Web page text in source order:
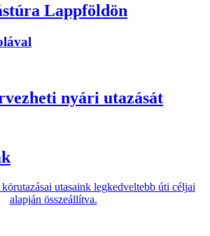
Lappföldön
nyári utazását
utasaink legkedveltebb úti céljai
alapján összeállítva.